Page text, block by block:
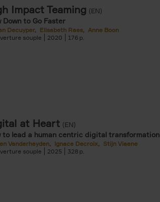
Impact Teaming (EN)
Down to Go Faster
Decuyper Elisabeth Raes
Anne Boon
souple
2020 176
at Heart (EN)
to lead a human centric digital transformation
Vanderheyden Ignace Decroix
Stijn Viaene
souple
2025 328